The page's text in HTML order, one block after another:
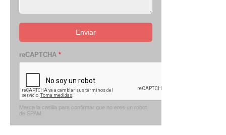
Enviar
reCAPTCHA *
Marca la casilla para confirmar que no eres un robot
de SPAM